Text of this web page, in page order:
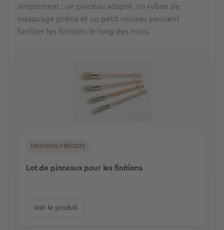
simplement : un pinceau adapté, un ruban de
masquage précis et un petit rouleau peuvent
faciliter les finitions le long des murs.
FINITIONS PRÉCISES
Lot de pinceaux pour les finitions
Voir le produit